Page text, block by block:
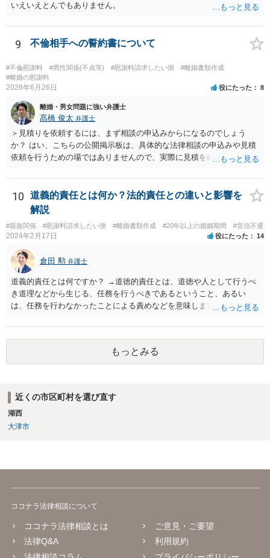
いえいえとんでもありません。
9 不倫相手への誓約書について
#不倫慰謝料 #異性関係(不貞等) #慰謝料請求したい側
#離婚書類作成
#離婚の慰謝料
2026年6月26日 役にたった 8
離婚・男女問題に強い弁護士
髙橋 俊太 弁護士
＞見積りを依頼するには、まず相談の申込みからになるのでしょう
か？ はい、こちらの公開掲示板は、具体的な法律相談の申込みや見積
依頼を行うための場ではありませんので、実際に見積を確認されたい
わせをしていただく必要があります。
10
道義的責任とは何か？法的責任との違いと影響を
解説
#親族関係 #慰謝料請求したい側 #離婚書類作成 #20年以上の婚姻期間 #音信不通
2024年2月17日 役にたった 14
倉田 勲 弁護士
道義的責任とは何ですか？ →道徳的責任とは、道徳や人として行うべ
き道理などから生じる、任務を行うべきであるということ、あるい
は、任務を行わなかったことによる責めなどを意味します。 道義的責
則はありませんが、道義的責任を果たさないことで、他人からの信用
を無くす、不遇を受けるなどの一般的にはそのような事実上の不利益
もっとみる
近くの市区町村を選び直す
湖西
大津市
ココナラ法律相談について
ココナラ法律相談とは
法律Q&A
ご意見・ご要望
利用規約